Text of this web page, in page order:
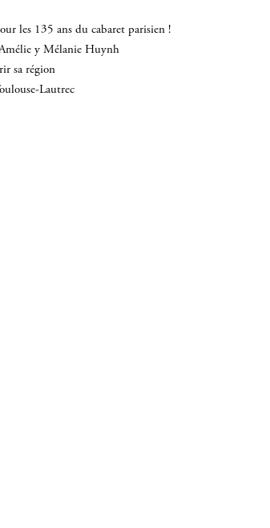
les 135 ans du cabaret parisien !
y Mélanie Huynh
sa région
Lautrec